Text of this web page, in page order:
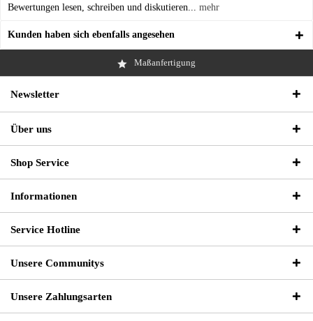
Bewertungen lesen, schreiben und diskutieren... mehr
Kunden haben sich ebenfalls angesehen
Maßanfertigung
Newsletter
Über uns
Shop Service
Informationen
Service Hotline
Unsere Communitys
Unsere Zahlungsarten